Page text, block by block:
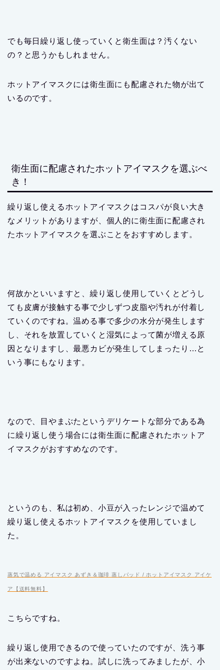
でも毎日繰り返し使っていくと衛生面は？汚くない
の？と思うかもしれません。
ホットアイマスクには衛生面にも配慮された物が出て
いるのです。
衛生面に配慮されたホットアイマスクを選ぶべ
き！
繰り返し使えるホットアイマスクはコスパが良い大き
なメリットがありますが、個人的に衛生面に配慮され
たホットアイマスクを選ぶ ことをおすすめします。
何故かといいますと、繰り返し使用していくとどうし
ても皮膚が接触する事で少しずつ皮脂や汚れが付着し
ていくのですね。温める事で多少の水分が発生します
し、それを放置していくと湿気によって菌が増える原
因となりますし、最悪カビが発生してしまったり…と
いう事にもなります。
なので、目やまぶたというデリケートな部分である為
に繰り返し使う場合には衛生面に配慮されたホットア
イマスクがおすすめなのです。
というのも、私は初め、小豆が入ったレンジで温めて
繰り返し使えるホットアイマスクを使用していまし
た。
蒸気で温める アイマスク あずき＆珈琲 蒸しパッド / ホットアイマスク アイケ
ア【送料無料】
こちらですね。
繰り返し使用できるので使っていたのですが、洗う事
が出来ないのですよね。試しに洗ってみましたが、小